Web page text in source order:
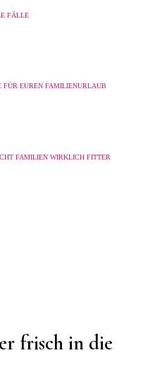
FÄLLE
FÜR EUREN FAMILIENURLAUB
FAMILIEN WIRKLICH FITTER
frisch in die